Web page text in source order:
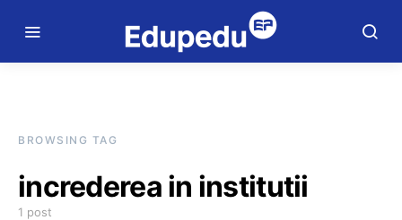
BROWSING TAG
increderea in institutii
1 post